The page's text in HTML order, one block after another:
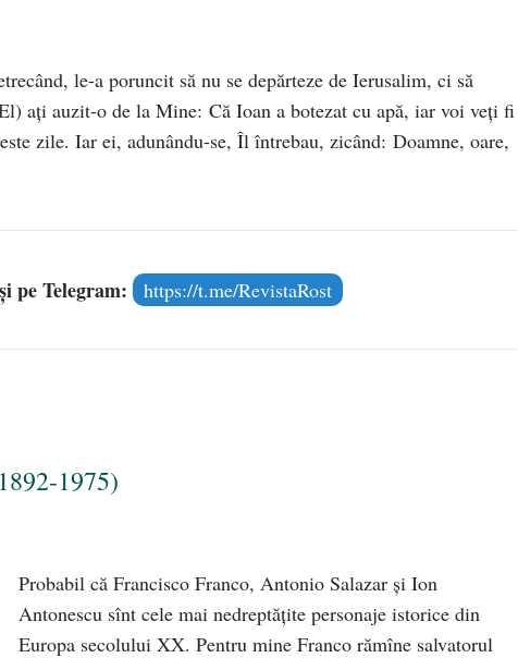
le-a poruncit să nu se depărteze de Ierusalim, ci să
aţi auzit-o de la Mine: Că Ioan a botezat cu apă, iar voi veţi fi
zile. Iar ei, adunându-se, Îl întrebau, zicând: Doamne, oare,
pe Telegram: https://t.me/RevistaRost
1975)
Probabil că Francisco Franco, Antonio Salazar și Ion
Antonescu sînt cele mai nedreptățite personaje istorice din
Europa secolului XX. Pentru mine Franco rămîne salvatorul